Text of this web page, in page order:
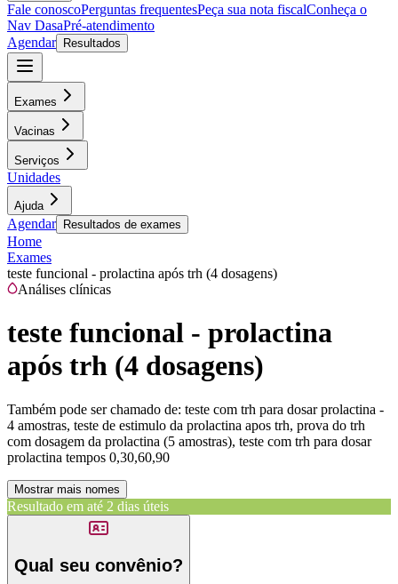
Fale conoscoPerguntas frequentesPeça sua nota fiscalConheça o
Nav DasaPré-atendimento
Agendar
Resultados
Exames
Vacinas
Serviços
Unidades
Ajuda
Agendar Resultados de exames
Home
Exames
teste funcional - prolactina após trh (4 dosagens)
Análises clínicas
teste funcional - prolactina
após trh (4 dosagens)
Também pode ser chamado de: teste com trh para dosar prolactina -
4 amostras, teste de estimulo da prolactina apos trh, prova do trh
com dosagem da prolactina (5 amostras), teste com trh para dosar
prolactina tempos 0,30,60,90
Mostrar mais nomes
Resultado em até 2 dias úteis
Qual seu convênio?